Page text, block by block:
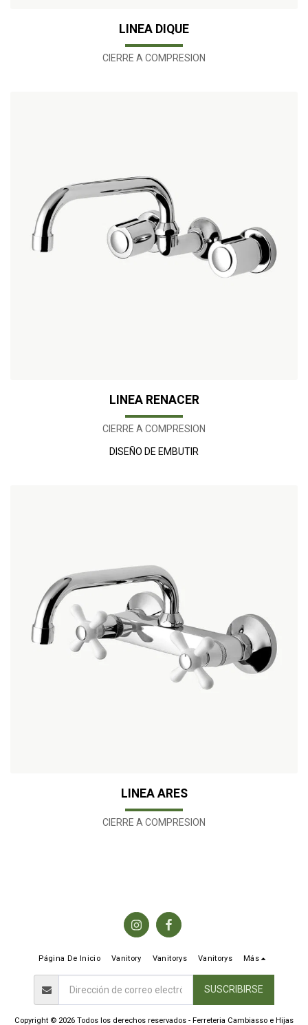
LINEA DIQUE
CIERRE A COMPRESION
LINEA RENACER
CIERRE A COMPRESION
DISEÑO DE EMBUTIR
LINEA ARES
CIERRE A COMPRESION
Página De Inicio Vanitory Vanitorys Vanitorys Más
SUSCRIBIRSE
Copyright © 2026 Todos los derechos reservados - Ferreteria Cambiasso e Hijas